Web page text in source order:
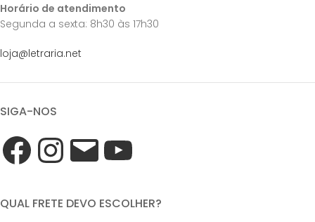
Horário de atendimento
Segunda a sexta: 8h30 às 17h30
loja@letraria.net
SIGA-NOS
QUAL FRETE DEVO ESCOLHER?